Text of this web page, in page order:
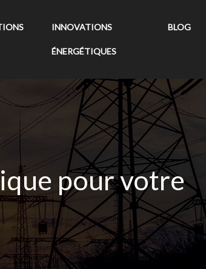
INNOVATIONS
ÉNERGÉTIQUES
BLOG
pour votre